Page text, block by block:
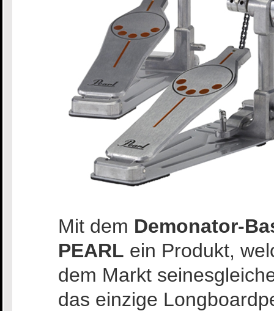
Mit dem Demonator-
PEARL ein Produkt,
dem Markt
das einzige